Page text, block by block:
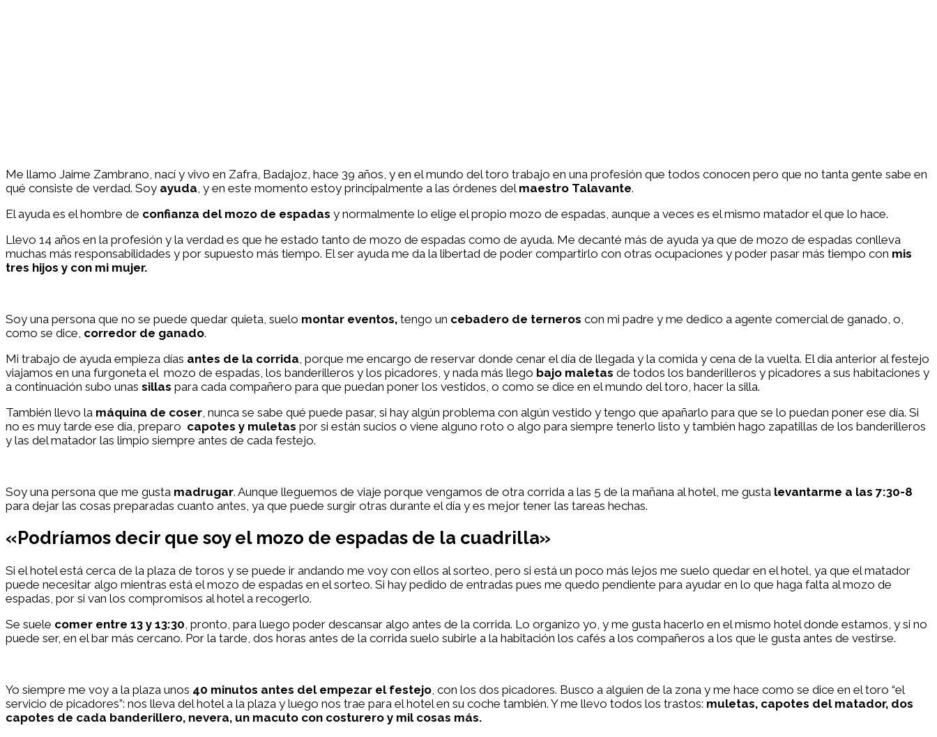
Me llamo Jaime Zambrano, nací y vivo en Zafra, Badajoz, hace 39 años, y en el mundo del toro trabajo en una profesión que todos conocen pero que no tanta gente sabe en
qué consiste de verdad. Soy ayuda, y en este momento estoy principalmente a las órdenes del maestro Talavante.
El ayuda es el hombre de confianza del mozo de espadas y normalmente lo elige el propio mozo de espadas, aunque a veces es el mismo matador el que lo hace.
Llevo 14 años en la profesión y la verdad es que he estado tanto de mozo de espadas como de ayuda. Me decanté más de ayuda ya que de mozo de espadas conlleva
muchas más responsabilidades y por supuesto más tiempo. El ser ayuda me da la libertad de poder compartirlo con otras ocupaciones y poder pasar más tiempo con mis
tres hijos y con mi mujer.
Soy una persona que no se puede quedar quieta, suelo montar eventos, tengo un cebadero de terneros con mi padre y me dedico a agente comercial de ganado, o,
como se dice, corredor de ganado.
Mi trabajo de ayuda empieza días antes de la corrida, porque me encargo de reservar donde cenar el día de llegada y la comida y cena de la vuelta. El día anterior al festejo
viajamos en una furgoneta el mozo de espadas, los banderilleros y los picadores, y nada más llego bajo maletas de todos los banderilleros y picadores a sus habitaciones y
a continuación subo unas sillas para cada compañero para que puedan poner los vestidos, o como se dice en el mundo del toro, hacer la silla.
También llevo la máquina de coser, nunca se sabe qué puede pasar, si hay algún problema con algún vestido y tengo que apañarlo para que se lo puedan poner ese día. Si
no es muy tarde ese día, preparo capotes y muletas por si están sucios o viene alguno roto o algo para siempre tenerlo listo y también hago zapatillas de los banderilleros
y las del matador las limpio siempre antes de cada festejo.
Soy una persona que me gusta madrugar. Aunque lleguemos de viaje porque vengamos de otra corrida a las 5 de la mañana al hotel, me gusta levantarme a las 7:30-8
para dejar las cosas preparadas cuanto antes, ya que puede surgir otras durante el día y es mejor tener las tareas hechas.
«Podríamos decir que soy el mozo de espadas de la cuadrilla»
Si el hotel está cerca de la plaza de toros y se puede ir andando me voy con ellos al sorteo, pero si está un poco más lejos me suelo quedar en el hotel, ya que el matador
puede necesitar algo mientras está el mozo de espadas en el sorteo. Si hay pedido de entradas pues me quedo pendiente para ayudar en lo que haga falta al mozo de
espadas, por si van los compromisos al hotel a recogerlo.
Se suele comer entre 13 y 13:30 , pronto, para luego poder descansar algo antes de la corrida. Lo organizo yo, y me gusta hacerlo en el mismo hotel donde estamos, y si no
puede ser, en el bar más cercano. Por la tarde, dos horas antes de la corrida suelo subirle a la habitación los cafés a los compañeros a los que le gusta antes de vestirse.
Yo siempre me voy a la plaza unos 40 minutos antes del empezar el festejo , con los dos picadores. Busco a alguien de la zona y me hace como se dice en el toro “el
servicio de picadores”: nos lleva del hotel a la plaza y luego nos trae para el hotel en su coche también. Y me llevo todos los trastos: muletas, capotes del matador, dos
capotes de cada banderillero, nevera, un macuto con costurero y mil cosas más.